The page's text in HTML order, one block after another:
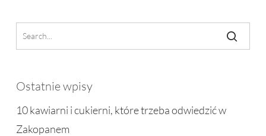
Ostatnie wpisy
10 kawiarni i cukierni, które trzeba odwiedzić w
Zakopanem